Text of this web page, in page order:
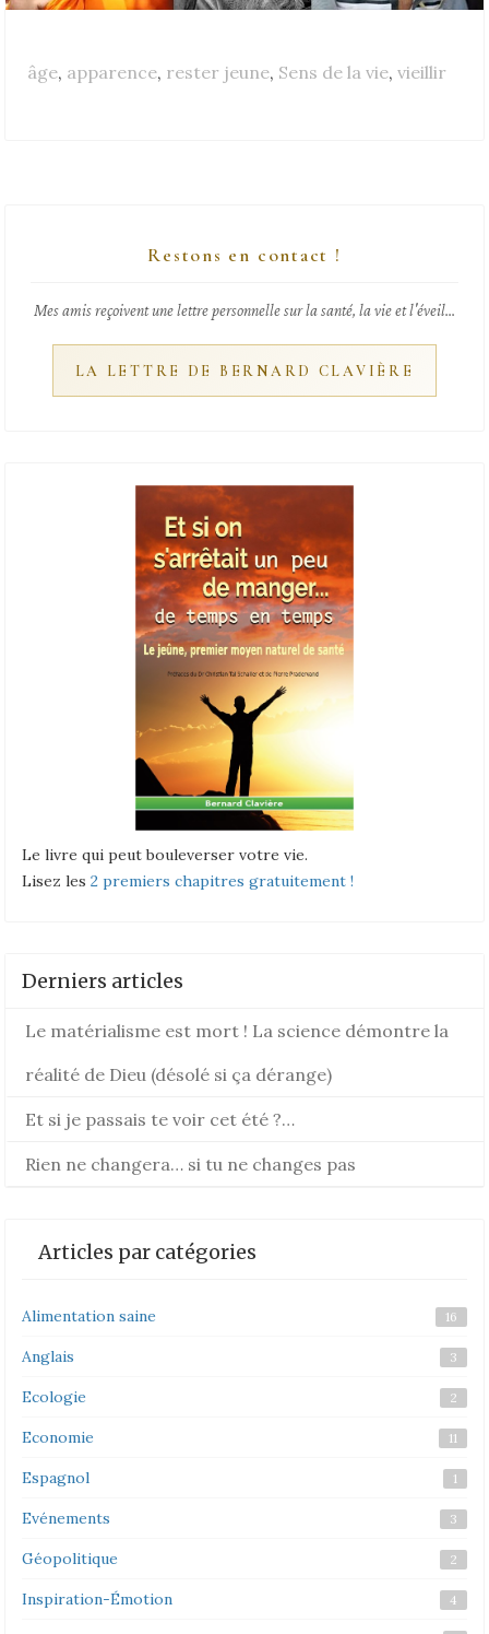
âge, apparence, rester jeune, Sens de la vie, vieillir
Restons en contact !
Mes amis reçoivent une lettre personnelle sur la santé, la vie et l'éveil...
LA LETTRE DE BERNARD CLAVIÈRE
Le livre qui peut bouleverser votre vie.
Lisez les 2 premiers chapitres gratuitement !
Derniers articles
Le matérialisme est mort ! La science démontre la
réalité de Dieu (désolé si ça dérange)
Et si je passais te voir cet été ?…
Rien ne changera… si tu ne changes pas
Articles par catégories
Alimentation saine 16
Anglais 3
Ecologie 2
Economie 11
Espagnol 1
Evénements 3
Géopolitique 2
Inspiration-Émotion 4